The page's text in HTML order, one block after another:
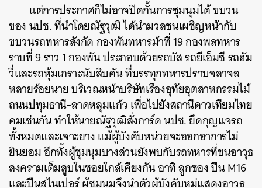
แต่การประกาศก็ไม่อาจปิดกั้นการชุมนุมได้ ขบวน
ของ นปช. ที่นำโดยณัฐวุฒิ ได้นำมวลชนเผชิญหน้ากับ
ขบวนรถทหารสังกัด กองพันทหารม้าที่ 19 กองพลทหาร
ราบที่ 9 ราว 1 กองพัน ประกอบด้วยรถบัส รถยีเอ็มซี รถฮัม
วี่และรถหุ้มเกราะนับสิบคัน ที่บรรทุกทหารปราบจลาจล
หลายร้อยนาย บริเวณหน้าบริษัทเรืองอุทัยอุตสาหกรรมไม้
ถนนปทุมธานี-ลาดหลุมแก้ว เพื่อไปยังสถานีดาวเทียมไทย
คมเช่นกัน ทำให้นายณัฐวุฒิสั่งการ์ด นปช. ยึดกุญแจรถ
ทั้งหมดและเจาะยาง แม้ผู้บังคับหน่วยจะออกอาการไม่
ยินยอม อีกทั้งผู้ชุมนุมบางส่วนยังพบกับรถทหารที่ขนอาวุธ
สงครามเต็มสูบในซอยใกล้เคียงกัน อาทิ ลูกซอง ปืน M16
และปืนสไนเปอร์ ผู้ชุมนุมจึงนำตัวผู้บังคับหมู่แสดงอาวุธ